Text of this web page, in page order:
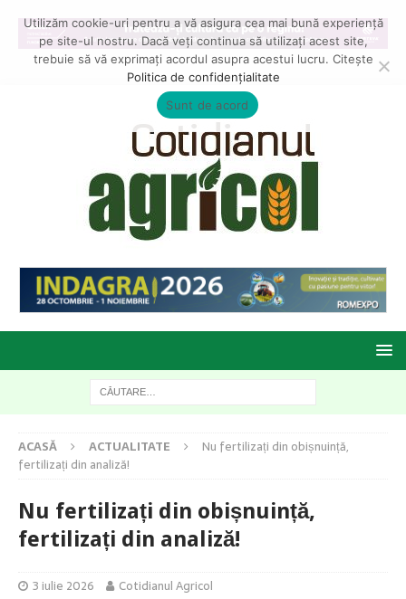
ACASĂ ACTUALITATE
Nu fertilizați din obișnuință,
fertilizați din analiză!
Nu fertilizați din obișnuință,
fertilizați din analiză!
3 iulie 2026 Cotidianul Agricol
Utilizăm cookie-uri pentru a vă asigura cea mai bună experiență
pe site-ul nostru. Dacă veți continua să utilizați acest site,
trebuie să vă exprimați acordul asupra acestui lucru. Citește
Politica de confidențialitate
Sunt de acord